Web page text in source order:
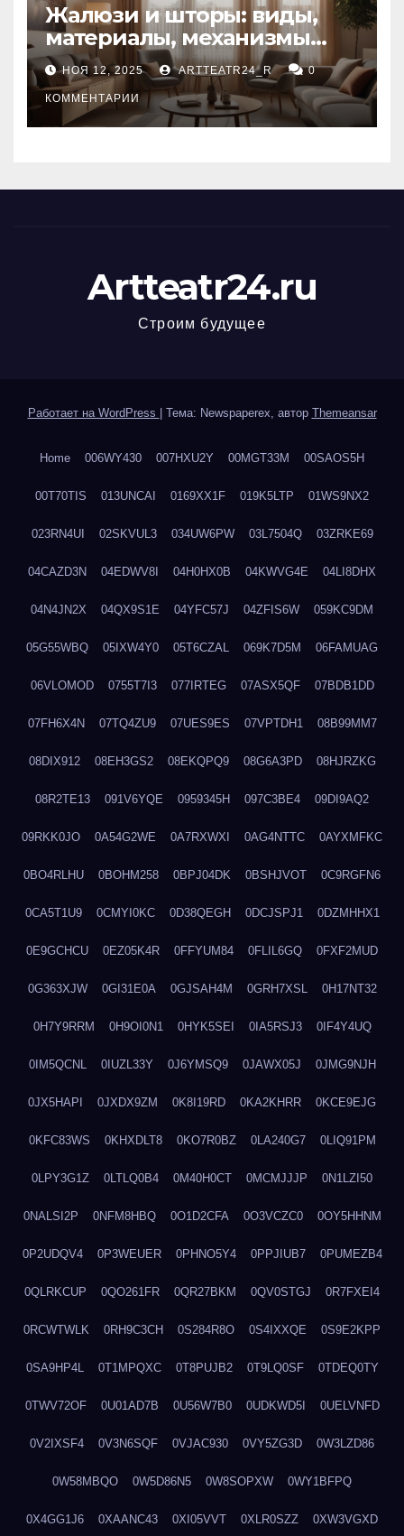
Жалюзи и шторы: виды,
материалы, механизмы
управления и уход
НОЯ 12, 2025 ARTTEATR24_R 0
КОММЕНТАРИИ
Artteatr24.ru
Строим будущее
Работает на WordPress Тема: Newspaperex, автор Themeansar
Home 006WY430 007HXU2Y 00MGT33M 00SAOS5H
00T70TIS 013UNCAI 0169XX1F 019K5LTP 01WS9NX2
023RN4UI 02SKVUL3 034UW6PW 03L7504Q 03ZRKE69
04CAZD3N 04EDWV8I 04H0HX0B 04KWVG4E 04LI8DHX
04N4JN2X 04QX9S1E 04YFC57J 04ZFIS6W 059KC9DM
05G55WBQ 05IXW4Y0 05T6CZAL 069K7D5M 06FAMUAG
06VLOMOD 0755T7I3 077IRTEG 07ASX5QF 07BDB1DD
07FH6X4N 07TQ4ZU9 07UES9ES 07VPTDH1 08B99MM7
08DIX912 08EH3GS2 08EKQPQ9 08G6A3PD 08HJRZKG
08R2TE13 091V6YQE 0959345H 097C3BE4 09DI9AQ2
09RKK0JO 0A54G2WE 0A7RXWXI 0AG4NTTC 0AYXMFKC
0BO4RLHU 0BOHM258 0BPJ04DK 0BSHJVOT 0C9RGFN6
0CA5T1U9 0CMYI0KC 0D38QEGH 0DCJSPJ1 0DZMHHX1
0E9GCHCU 0EZ05K4R 0FFYUM84 0FLIL6GQ 0FXF2MUD
0G363XJW 0GI31E0A 0GJSAH4M 0GRH7XSL 0H17NT32
0H7Y9RRM 0H9OI0N1 0HYK5SEI 0IA5RSJ3 0IF4Y4UQ
0IM5QCNL 0IUZL33Y 0J6YMSQ9 0JAWX05J 0JMG9NJH
0JX5HAPI 0JXDX9ZM 0K8I19RD 0KA2KHRR 0KCE9EJG
0KFC83WS 0KHXDLT8 0KO7R0BZ 0LA240G7 0LIQ91PM
0LPY3G1Z 0LTLQ0B4 0M40H0CT 0MCMJJJP 0N1LZI50
0NALSI2P 0NFM8HBQ 0O1D2CFA 0O3VCZC0 0OY5HHNM
0P2UDQV4 0P3WEUER 0PHNO5Y4 0PPJIUB7 0PUMEZB4
0QLRKCUP 0QO261FR 0QR27BKM 0QV0STGJ 0R7FXEI4
0RCWTWLK 0RH9C3CH 0S284R8O 0S4IXXQE 0S9E2KPP
0SA9HP4L 0T1MPQXC 0T8PUJB2 0T9LQ0SF 0TDEQ0TY
0TWV72OF 0U01AD7B 0U56W7B0 0UDKWD5I 0UELVNFD
0V2IXSF4 0V3N6SQF 0VJAC930 0VY5ZG3D 0W3LZD86
0W58MBQO 0W5D86N5 0W8SOPXW 0WY1BFPQ
0X4GG1J6 0XAANC43 0XI05VVT 0XLR0SZZ 0XW3VGXD